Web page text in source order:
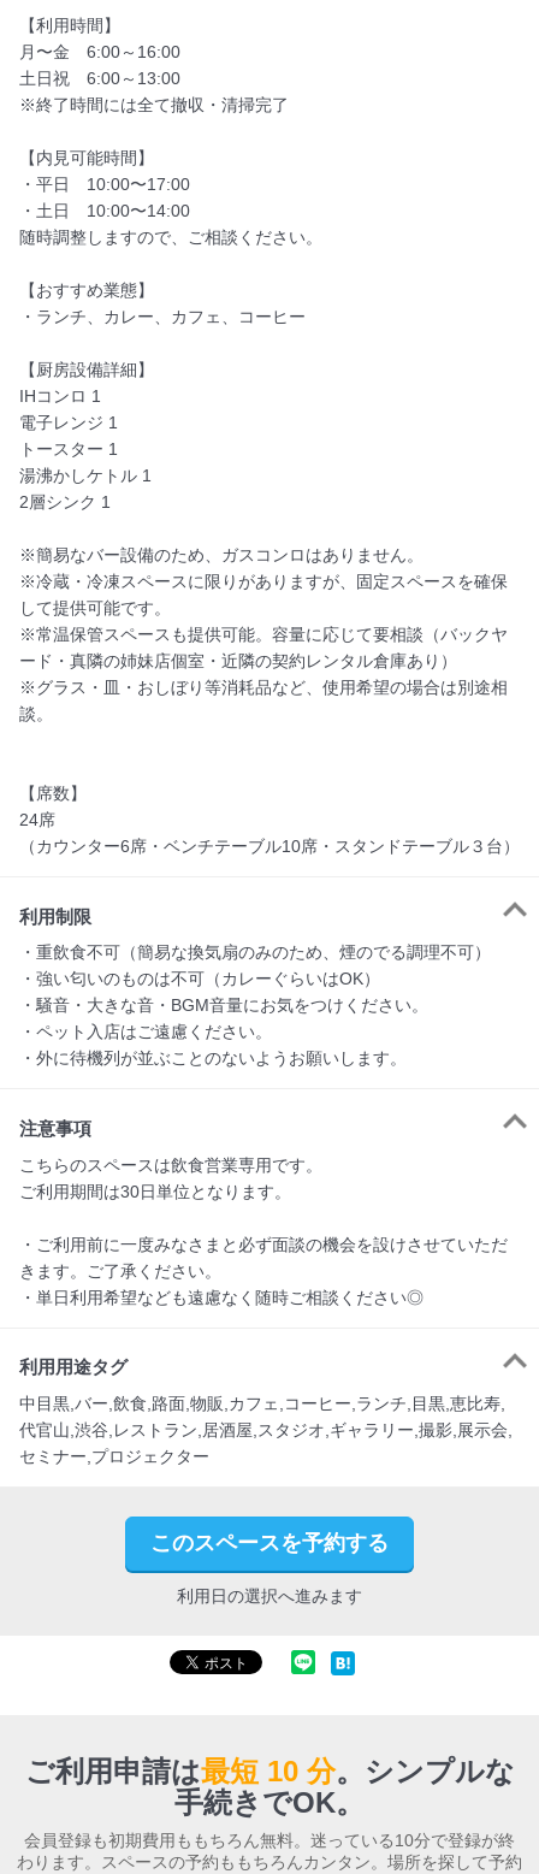
【利用時間】
月〜金　6:00～16:00
土日祝　6:00～13:00
※終了時間には全て撤収・清掃完了
【内見可能時間】
・平日　10:00〜17:00
・土日　10:00〜14:00
随時調整しますので、ご相談ください。
【おすすめ業態】
・ランチ、カレー、カフェ、コーヒー
【厨房設備詳細】
IHコンロ 1
電子レンジ 1
トースター 1
湯沸かしケトル 1
2層シンク 1
※簡易なバー設備のため、ガスコンロはありません。
※冷蔵・冷凍スペースに限りがありますが、固定スペースを確保
して提供可能です。
※常温保管スペースも提供可能。容量に応じて要相談（バックヤ
ード・真隣の姉妹店個室・近隣の契約レンタル倉庫あり）
※グラス・皿・おしぼり等消耗品など、使用希望の場合は別途相
談。
【席数】
24席
（カウンター6席・ベンチテーブル10席・スタンドテーブル３台）
利用制限
・重飲食不可（簡易な換気扇のみのため、煙のでる調理不可）
・強い匂いのものは不可（カレーぐらいはOK）
・騒音・大きな音・BGM音量にお気をつけください。
・ペット入店はご遠慮ください。
・外に待機列が並ぶことのないようお願いします。
注意事項
こちらのスペースは飲食営業専用です。
ご利用期間は30日単位となります。
・ご利用前に一度みなさまと必ず面談の機会を設けさせていただ
きます。ご了承ください。
・単日利用希望なども遠慮なく随時ご相談ください◎
利用用途タグ
中目黒,バー,飲食,路面,物販,カフェ,コーヒー,ランチ,目黒,恵比寿,
代官山,渋谷,レストラン,居酒屋,スタジオ,ギャラリー,撮影,展示会,
セミナー,プロジェクター
このスペースを予約する
利用日の選択へ進みます
ご利用申請は最短 10 分。 シンプルな
手続きでOK。
会員登録も初期費用ももちろん無料。迷っている10分で登録が終
わります。スペースの予約ももちろんカンタン。場所を探して予約